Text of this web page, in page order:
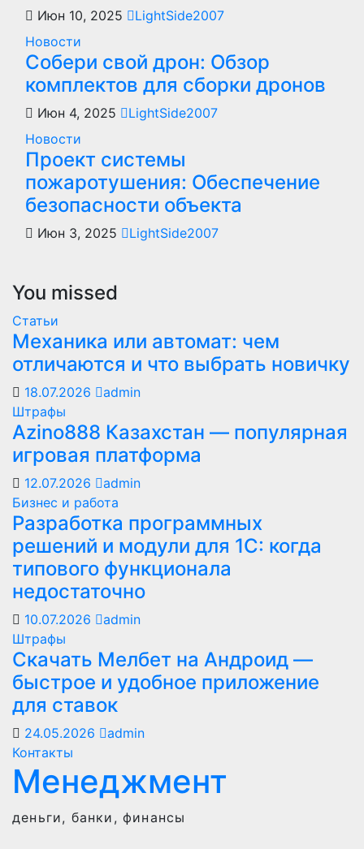
Июн 10, 2025
LightSide2007
Новости
Собери свой дрон: Обзор
комплектов для сборки дронов
Июн 4, 2025
LightSide2007
Новости
Проект системы
пожаротушения: Обеспечение
безопасности объекта
Июн 3, 2025 LightSide2007
You missed
Статьи
Механика или автомат: чем
отличаются и что выбрать новичку
18.07.2026
admin
Штрафы
Azino888 Казахстан — популярная
игровая платформа
12.07.2026
admin
Бизнес и работа
Разработка программных
решений и модули для 1С: когда
типового функционала
недостаточно
10.07.2026
admin
Штрафы
Скачать Мелбет на Андроид —
быстрое и удобное приложение
для ставок
24.05.2026
admin
Контакты
Менеджмент
деньги, банки, финансы